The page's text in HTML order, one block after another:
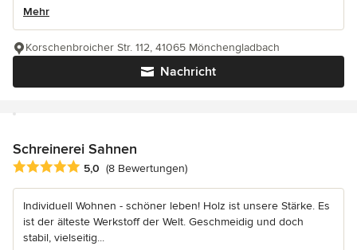
Mehr
Nachricht
Korschenbroicher Str. 112, 41065 Mönchengladbach
Schreinerei Sahnen
Durchschnittliche Bewertung: 5 von 5 Sternen
5,0 (8 Bewertungen)
Individuell Wohnen - schöner leben! Holz ist unsere Stärke. Es
ist der älteste Werkstoff der Welt. Geschmeidig und doch
stabil, vielseitig...